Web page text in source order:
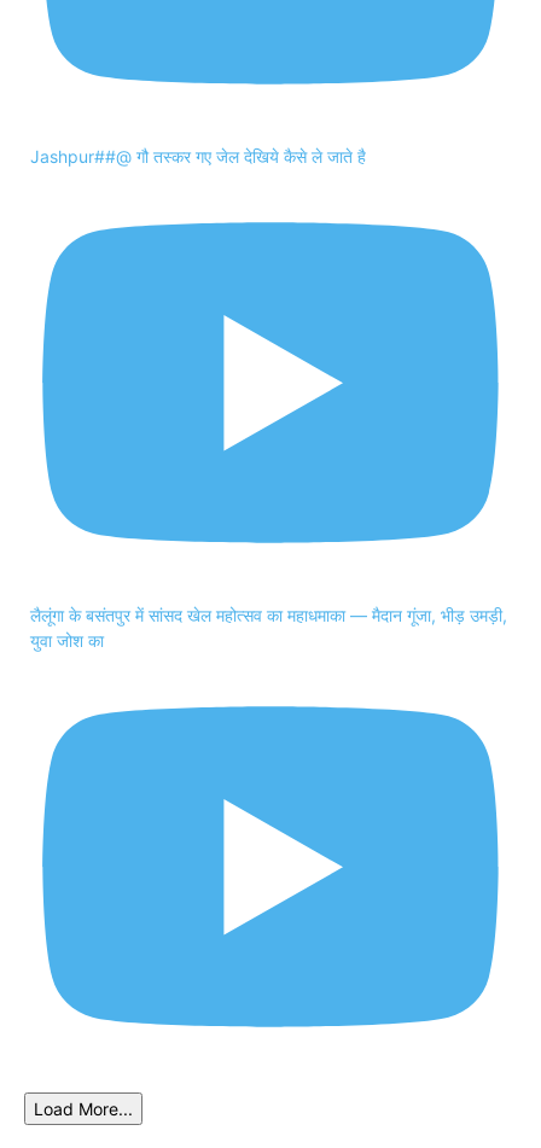
Jashpur##@ गौ तस्कर गए जेल देखिये कैसे ले जाते है
लैलूंगा के बसंतपुर में सांसद खेल महोत्सव का महाधमाका — मैदान गूंजा, भीड़ उमड़ी,
युवा जोश का
Load More...